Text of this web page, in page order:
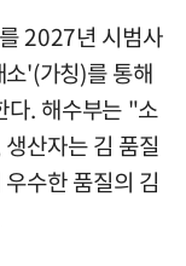
2027년 시범사
'(가칭)를 통해
다. 해수부는 "소
산자는 김 품질
수한 품질의 김